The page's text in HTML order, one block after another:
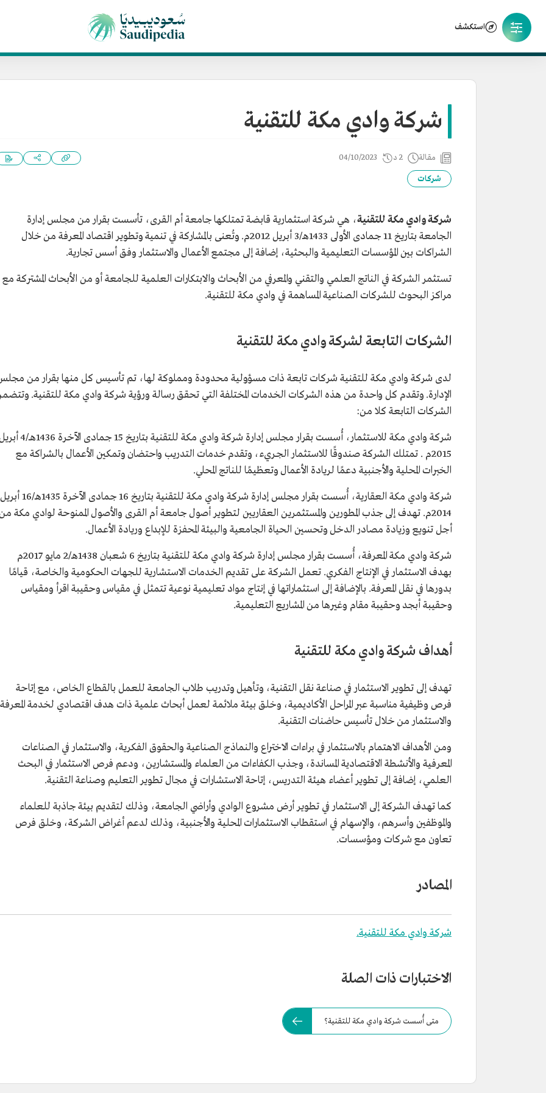
استكشف
شركة وادي مكة للتقنية
مقالة 2 د 04/10/2023
شركات
شركة وادي مكة للتقنية، هي شركة استثمارية قابضة تمتلكها جامعة أم القرى، تأسست بقرار من مجلس إدارة
الجامعة بتاريخ 11 جمادى الأولى 1433هـ/3 أبريل 2012م. وتُعنى بالمشاركة في تنمية وتطوير اقتصاد المعرفة من خلال
الشراكات بين المؤسسات التعليمية والبحثية، إضافة إلى مجتمع الأعمال والاستثمار وفق أسس تجارية.
تستثمر الشركة في الناتج العلمي والتقني والمعرفي من الأبحاث والابتكارات العلمية للجامعة أو من الأبحاث المشتركة مع
مراكز البحوث للشركات الصناعية المساهمة في وادي مكة للتقنية.
الشركات التابعة لشركة وادي مكة للتقنية
لدى شركة وادي مكة للتقنية شركات تابعة ذات مسؤولية محدودة ومملوكة لها، تم تأسيس كل منها بقرار من
الإدارة. وتقدم كل واحدة من هذه الشركات الخدمات المختلفة التي تحقق رسالة ورؤية شركة وادي مكة للتقنية.
الشركات التابعة كلا من:
شركة وادي مكة للاستثمار، أُسست بقرار مجلس إدارة شركة وادي مكة للتقنية بتاريخ 15 جمادى
2015م . تمتلك الشركة صندوقًا للاستثمار الجـريء، وتقدم خدمات التدريب واحتضان وتمكين الأعمال بالشراكة مع
الخبرات المحلية والأجنبية دعمًا لريادة الأعمال وتعظيمًا للناتج المحلي.
شركة وادي مكة العقارية، أُسست بقرار مجلس إدارة شركة وادي مكة للتقنية بتاريخ 16 جمادى الآخرة 1435هـ/16 أبريل
2014م. تهدف إلى جذب المطورين والمستثمرين العقاريين لتطوير أصول جامعة أم القرى والأصول الممنوحة لوادي مكة
أجل تنويع وزيادة مصادر الدخل وتحسين الحياة الجامعية والبيئة المحفزة للإبداع وريادة الأعمال.
شركة وادي مكة المعرفة، أُسست بقرار مجلس إدارة شركة وادي مكة للتقنية بتاريخ 6 شعبان 1438هـ/2 مايو 2017م
بهدف الاستثمار في الإنتاج الفكري. تعمل الشركة على تقديم الخدمات الاستشارية للجهات الحكومية والخاصة، قيامًا
بدورها في نقل المعرفة. بالإضافة إلى استثماراتها في إنتاج مواد تعليمية نوعية تتمثل في مقياس وحقيبة اقرأ ومقياس
وحقيبة أبجد وحقيبة مقام وغيرها من المشاريع التعليمية.
أهداف شركة وادي مكة للتقنية
تهدف إلى تطوير الاستثمار في صناعة نقل التقنية، وتأهيل وتدريب طلاب الجامعة للعمل بالقطاع الخاص، مع إتاحة
فرص وظيفية مناسبة عبر المراحل الأكاديمية، وخلق بيئة ملائمة لعمل أبحاث علمية ذات هدف اقتصادي لخدمة
والاستثمار من خلال تأسيس حاضنات التقنية.
ومن الأهداف الاهتمام بالاستثمار في براءات الاختراع والنماذج الصناعية والحقوق الفكرية، والاستثمار في الصناعات
المعرفية والأنشطة الاقتصادية المساندة، وجذب الكفاءات من العلماء والمستشارين، ودعم فرص الاستثمار في البحث
العلمي، إضافة إلى تطوير أعضاء هيئة التدريس، إتاحة الاستشارات في مجال تطوير التعليم وصناعة التقنية.
كما تهدف الشركة إلى الاستثمار في تطوير أرض مشروع الوادي وأراضي الجامعة، وذلك لتقديم بيئة جاذبة للعلماء
والموظفين وأسرهم، والإسهام في استقطاب الاستثمارات المحلية والأجنبية، وذلك لدعم أغراض الشركة، وخلق فرص
تعاون مع شركات ومؤسسات.
المصادر
شركة وادي مكة للتقنية.
الاختبارات ذات الصلة
متى أُسست شركة وادي مكة للتقنية؟